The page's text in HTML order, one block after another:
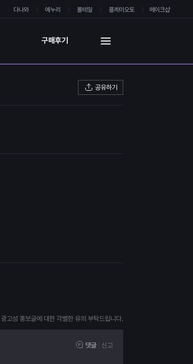
다나와 에누리 몰테일 플레이오토 메이크샵
구매후기
공유하기
고성 홍보글에 대한 각별한 유의 부탁드립니다.
댓글 신고